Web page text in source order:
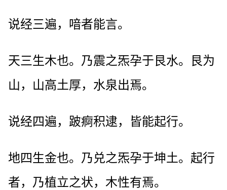
说经三遍，喑者能言。
天三生木也。乃震之炁孕于艮水。艮为
山，山高土厚，水泉出焉。
说经四遍，跛痾积逮，皆能起行。
地四生金也。乃兑之炁孕于坤土。起行
者，乃植立之状，木性有焉。